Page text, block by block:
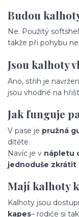
Budou
Ne. Použitý
takže při pohybu
Jsou kalhoty
Ano, střih je
jsou vhodné na
Jak funguje
V pase je pružná
dítěte.
Navíc je v nápletu
jednoduše
Mají kalhoty
Kalhoty jsou
kapes– rodiče si